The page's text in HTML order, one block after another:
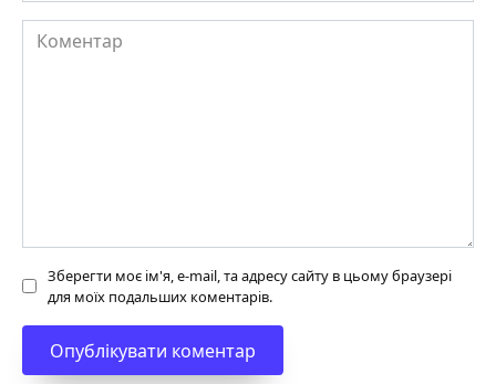
Коментар
Зберегти моє ім'я, e-mail, та адресу сайту в цьому браузері
для моїх подальших коментарів.